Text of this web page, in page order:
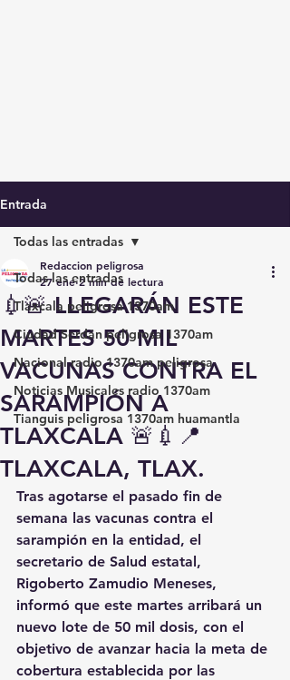
Entrada
Todas las entradas
Tlaxcala peligrosa 1370am
Ciudad Serdán peligrosa 1370am
Nacional radio 1370am peligrosa
Noticias Musicales radio 1370am
Tianguis peligrosa 1370am huamantla
Todas las entradas
💉🚨 LLEGARÁN ESTE
MARTES 50 MIL
VACUNAS CONTRA EL
SARAMPIÓN A
TLAXCALA 🚨💉📍
TLAXCALA, TLAX.
Redaccion peligrosa
27 ene 2 min de lectura
Tras agotarse el pasado fin de
semana las vacunas contra el
sarampión en la entidad, el
secretario de Salud estatal,
Rigoberto Zamudio Meneses,
informó que este martes arribará un
nuevo lote de 50 mil dosis, con el
objetivo de avanzar hacia la meta de
cobertura establecida por las